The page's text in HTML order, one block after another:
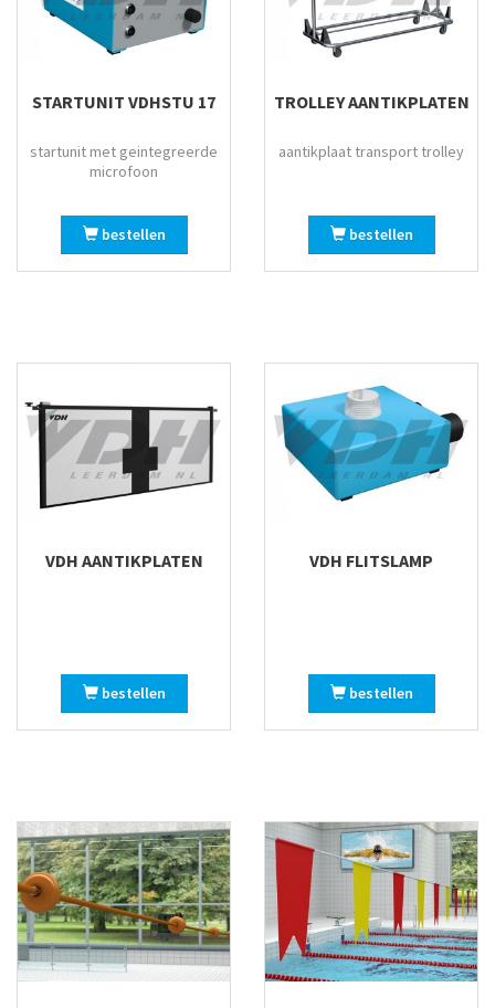
STARTUNIT VDHSTU 17
startunit met geintegreerde
microfoon
bestellen
TROLLEY AANTIKPLATEN
aantikplaat transport trolley
bestellen
VDH AANTIKPLATEN
bestellen
VDH FLITSLAMP
bestellen